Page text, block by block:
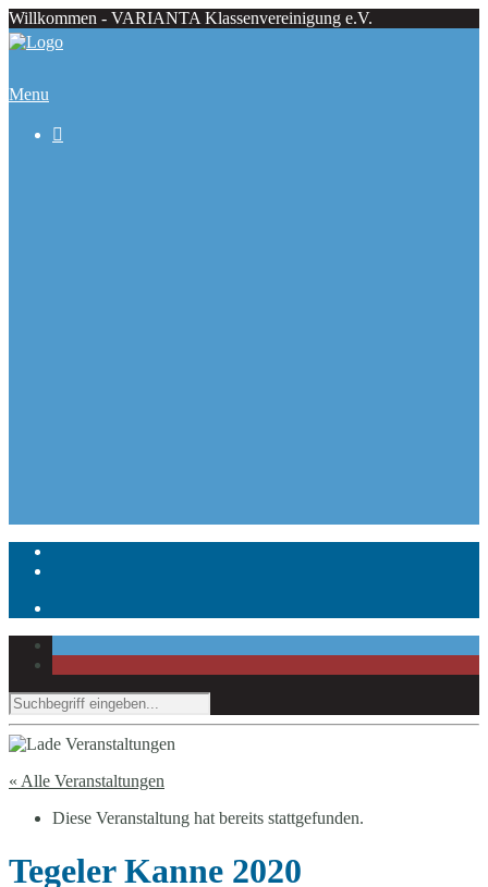
Willkommen - VARIANTA Klassenvereinigung e.V.
Menu

« Alle Veranstaltungen
Diese Veranstaltung hat bereits stattgefunden.
Tegeler Kanne 2020